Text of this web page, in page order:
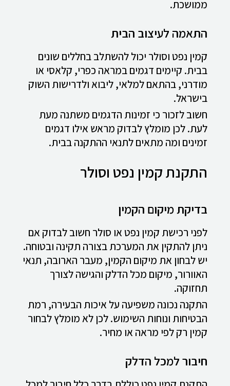
ממושכת.
התאמה לעיצוב הבית
קמין נפט וסולר יכול להשתלב בחללים שונים
בבית. קיימים דגמים במראה כפרי, קלאסי או
מודרני, בהתאם למלאי, ליבוא ולדרישות השוק
בישראל.
חשוב לזכור כי זמינות הדגמים משתנה מעת
לעת. לכן מומלץ לבדוק מראש אילו דגמים
זמינים ומה מתאים לתנאי ההתקנה בבית.
התקנת קמין נפט וסולר
בדיקת מיקום הקמין
לפני רכישת קמין נפט או סולר חשוב לבדוק אם
ניתן להתקין את המערכת בצורה תקינה ובטוחה.
יש לבחון את מיקום הקמין, מעבר הארובה, תנאי
האוורור, מיקום מכל הדלק והגישה לצורך
תחזוקה.
התקנה נכונה משפיעה על איכות הבעירה, רמת
הבטיחות ונוחות השימוש. לכן לא מומלץ לבחור
קמין רק לפי מראה או מחיר.
חיבור למכל הדלק